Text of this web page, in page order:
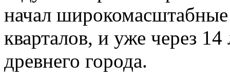
начал
кварталов, и уже через
древнего города.